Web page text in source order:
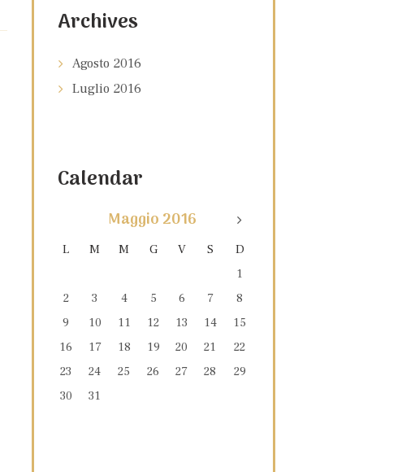
Archives
Agosto 2016
Luglio 2016
Calendar
Maggio 2016
L M M G V S
D
1
2
3 4 5 6 7
8
9
10 11 12 13 14
15
16
17 18 19 20 21
22
23
24 25 26 27 28
29
30
31